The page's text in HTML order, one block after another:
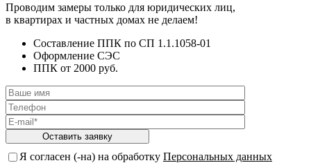
Проводим замеры только для юридических лиц,
в квартирах и частных домах не делаем!
Составление ППК по СП 1.1.1058-01
Оформление СЭС
ППК от 2000 руб.
Я согласен (-на) на обработку Персональных данных